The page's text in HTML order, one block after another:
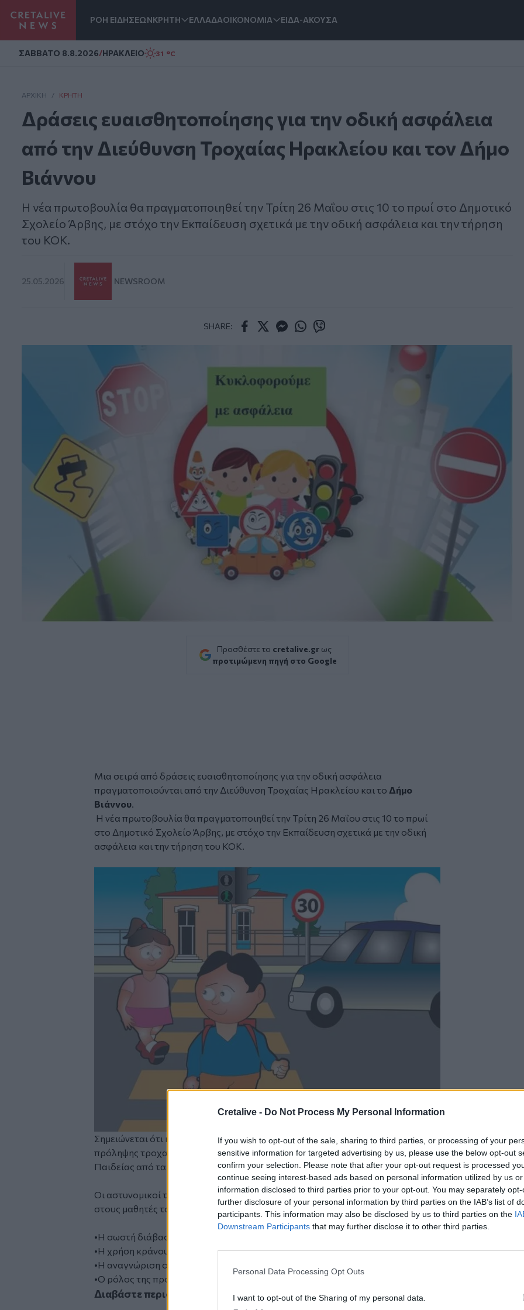
Cretalive - Do Not Process My Personal Information
If you wish to opt-out of the sale, sharing to third parties, or processing of your
sensitive information for targeted advertising by us, please use the below opt-out
confirm your selection. Please note that after your opt-out request is processed
continue seeing interest-based ads based on personal information utilized by us
information disclosed to third parties prior to your opt-out. You may separately
further disclosure of your personal information by third parties on the IAB’s list of
participants. This information may also be disclosed by us to third parties on the
Downstream Participants that may further disclose it to other third parties.
Personal Data Processing Opt Outs
I want to opt-out of the Sharing of my personal data.
ΡΟΗ ΕΙΔΗΣΕΩΝΚΡΗΤΗ ΕΛΛΑΔΑΟΙΚΟΝΟΜΙΑ ΕΙΔΑ-ΑΚΟΥΣΑ
ΣAΒΒΑΤΟ 8.8.2026/ΗΡΑΚΛΕΙΟ 31 °C
ΑΡΧΙΚΗ / ΚΡΉΤΗ
Δράσεις ευαισθητοποίησης για την οδική ασφάλεια
από την Διεύθυνση Τροχαίας Ηρακλείου και τον Δήμο
Βιάννου
Η νέα πρωτοβουλία θα πραγματοποιηθεί την Τρίτη 26 Μαΐου στις 10 το πρωί στο Δημοτικό
Σχολείο Άρβης, με στόχο την Εκπαίδευση σχετικά με την οδική ασφάλεια και την τήρηση
του ΚΟΚ.
25.05.2026 NEWSROOM
SHARE:
Προσθέστε το cretalive.gr ως
προτιμώμενη πηγή στο Google
Μια σειρά από δράσεις ευαισθητοποίησης για την οδική ασφάλεια
πραγματοποιούνται από την Διεύθυνση Τροχαίας Ηρακλείου και το Δήμο
Βιάννου.
Η νέα πρωτοβουλία θα πραγματοποιηθεί την Τρίτη 26 Μαΐου στις 10 το πρωί
στο Δημοτικό Σχολείο Άρβης, με στόχο την Εκπαίδευση σχετικά με την οδική
ασφάλεια και την τήρηση του ΚΟΚ.
Σημειώνεται ότι η συγκεκριμένη πρωτοβουλία εντάσσεται στο πλαίσιο της
πρόληψης τροχαίων ατυχημάτων και της ενίσχυσης της κυκλοφοριακής
Παιδείας από τα πρώτα σχολικά χρόνια.
Οι αστυνομικοί της Τροχαίας στη διάρκεια της παρουσίας τους, θα αναπτύξουν
στους μαθητές του σχολείου θέματα όπως:
•Η σωστή διάβαση πεζών.
•Η χρήση κράνους και ζώνης ασφαλείας.
•Η αναγνώριση σημάτων κυκλοφορίας .
•Ο ρόλος της προσοχής και της υπευθυνότητας στην καθημερινή μετακίνηση.
Διαβάστε περισσότερες ειδήσεις από τηνΚρήτηκαι τοΗράκλειο